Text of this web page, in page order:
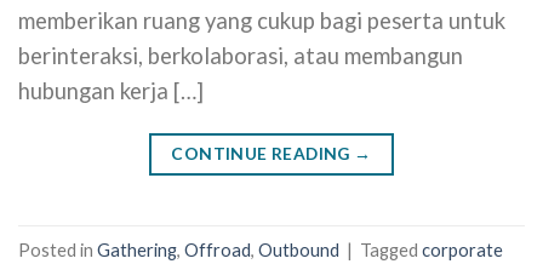
memberikan ruang yang cukup bagi peserta untuk
berinteraksi, berkolaborasi, atau membangun
hubungan kerja […]
CONTINUE READING →
Posted in Gathering, Offroad, Outbound | Tagged corporate